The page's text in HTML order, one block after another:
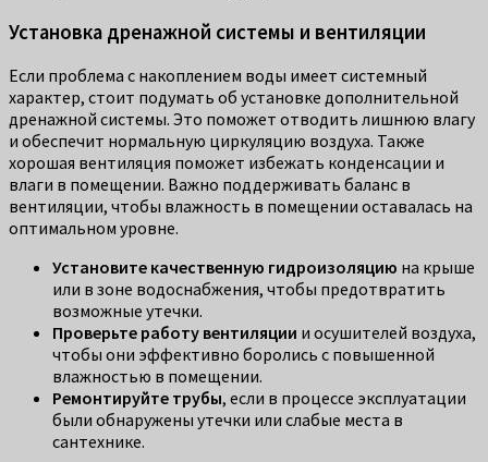
Установка дренажной системы и вентиляции
Если проблема с накоплением воды имеет системный
характер, стоит подумать об установке дополнительной
дренажной системы. Это поможет отводить лишнюю влагу
и обеспечит нормальную циркуляцию воздуха. Также
хорошая вентиляция поможет избежать конденсации и
влаги в помещении. Важно поддерживать баланс в
вентиляции, чтобы влажность в помещении оставалась на
оптимальном уровне.
Установите качественную гидроизоляцию на крыше
или в зоне водоснабжения, чтобы предотвратить
возможные утечки.
Проверьте работу вентиляции и осушителей воздуха,
чтобы они эффективно боролись с повышенной
влажностью в помещении.
Ремонтируйте трубы, если в процессе эксплуатации
были обнаружены утечки или слабые места в
сантехнике.